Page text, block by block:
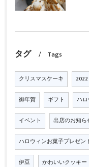
タグ Tags
クリスマスケーキ 2022
御年賀 ギフト ハ
イベント 出店のお知ら
ハロウィンお菓子プレゼン
伊豆 かわいいクッキー